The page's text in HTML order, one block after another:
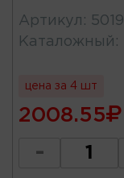
Артикул : 5019
Каталожный :
цена за 4 шт
2008.55
-